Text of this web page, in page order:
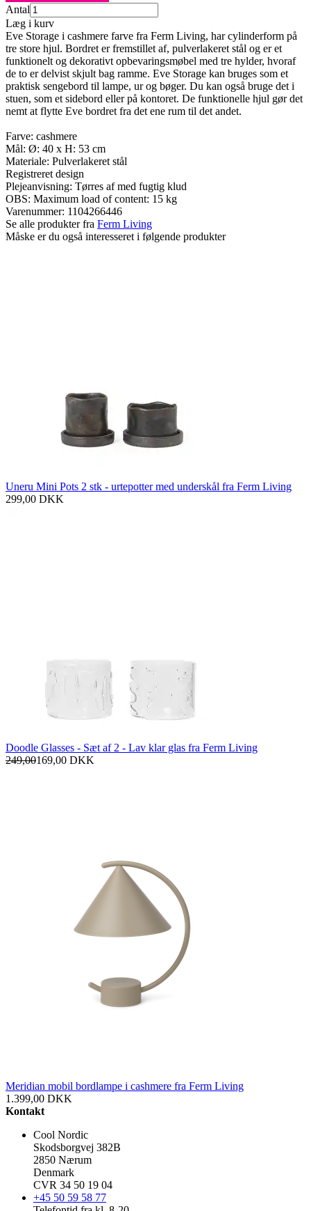
Antal
Læg i kurv
Eve Storage i cashmere farve fra Ferm Living, har cylinderform på
tre store hjul. Bordret er fremstillet af, pulverlakeret stål og er et
funktionelt og dekorativt opbevaringsmøbel med tre hylder, hvoraf
de to er delvist skjult bag ramme. Eve Storage kan bruges som et
praktisk sengebord til lampe, ur og bøger. Du kan også bruge det i
stuen, som et sidebord eller på kontoret. De funktionelle hjul gør det
nemt at flytte Eve bordret fra det ene rum til det andet.
Farve: cashmere
Mål: Ø: 40 x H: 53 cm
Materiale: Pulverlakeret stål
Registreret design
Plejeanvisning: Tørres af med fugtig klud
OBS: Maximum load of content: 15 kg
Varenummer: 1104266446
Se alle produkter fra Ferm Living
Måske er du også interesseret i følgende produkter
Uneru Mini Pots 2 stk - urtepotter med underskål fra Ferm Living
299,00 DKK
Doodle Glasses - Sæt af 2 - Lav klar glas fra Ferm Living
249,00169,00 DKK
Meridian mobil bordlampe i cashmere fra Ferm Living
1.399,00 DKK
Kontakt
Cool Nordic
Skodsborgvej 382B
2850 Nærum
Denmark
CVR 34 50 19 04
+45 50 59 58 77